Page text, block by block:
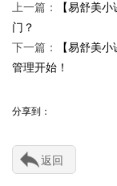
上一篇：
【易舒美
门？
下一篇：
【易舒美
管理开始！
分享到：
返回